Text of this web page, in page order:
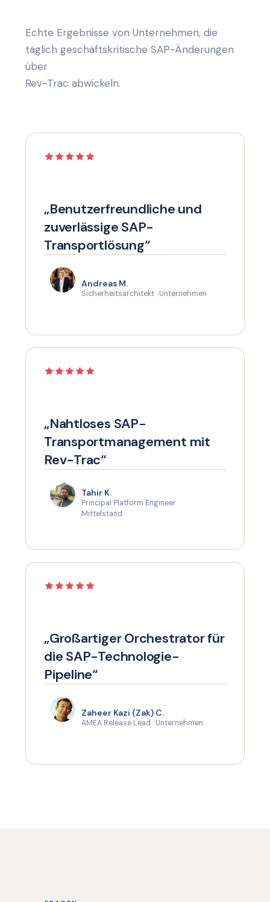
Echte Ergebnisse von Unternehmen, die
täglich geschäftskritische SAP-Änderungen
über
Rev-Trac abwickeln.
„Benutzerfreundliche und
zuverlässige SAP-
Transportlösung“
Andreas M.
Sicherheitsarchitekt · Unternehmen
„Nahtloses SAP-
Transportmanagement mit
Rev-Trac“
Tahir K.
Principal Platform Engineer ·
Mittelstand
„Großartiger Orchestrator für
die SAP-Technologie-
Pipeline“
Zaheer Kazi (Zak) C.
AMEA Release Lead · Unternehmen